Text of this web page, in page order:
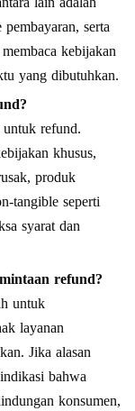
serta
kebijakan
yang dibutuhkan.
untuk refund.
khusus,
produk
tangible seperti
syarat dan
refund?
untuk
layanan
Jika alasan
bahwa
konsumen,